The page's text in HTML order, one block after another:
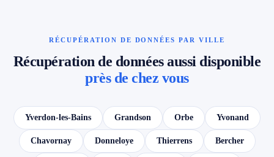
RÉCUPÉRATION DE DONNÉES PAR VILLE
Récupération de données aussi disponible
près de chez vous
Yverdon-les-Bains Grandson Orbe Yvonand
Chavornay Donneloye Thierrens Bercher